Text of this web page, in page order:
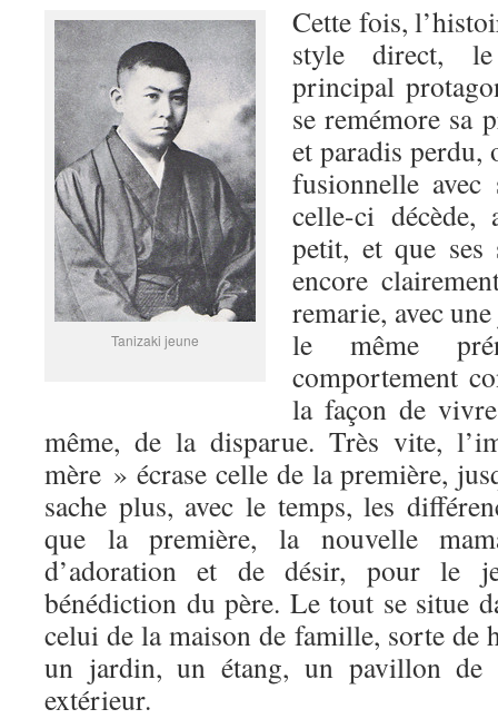
Tanizaki jeune
Cette fois,
style direct,
principal
se remémore sa
et paradis
fusionnelle avec
celle-ci décède,
petit, et que ses
encore
remarie, avec
le même
comportement
la façon de
même, de la disparue. Très vite,
mère » écrase celle de la première,
sache plus, avec le temps, les
que la première, la nouvelle
d’adoration et de désir, pour le
bénédiction du père. Le tout se situe
celui de la maison de famille, sorte de
un jardin, un étang, un pavillon de
extérieur.